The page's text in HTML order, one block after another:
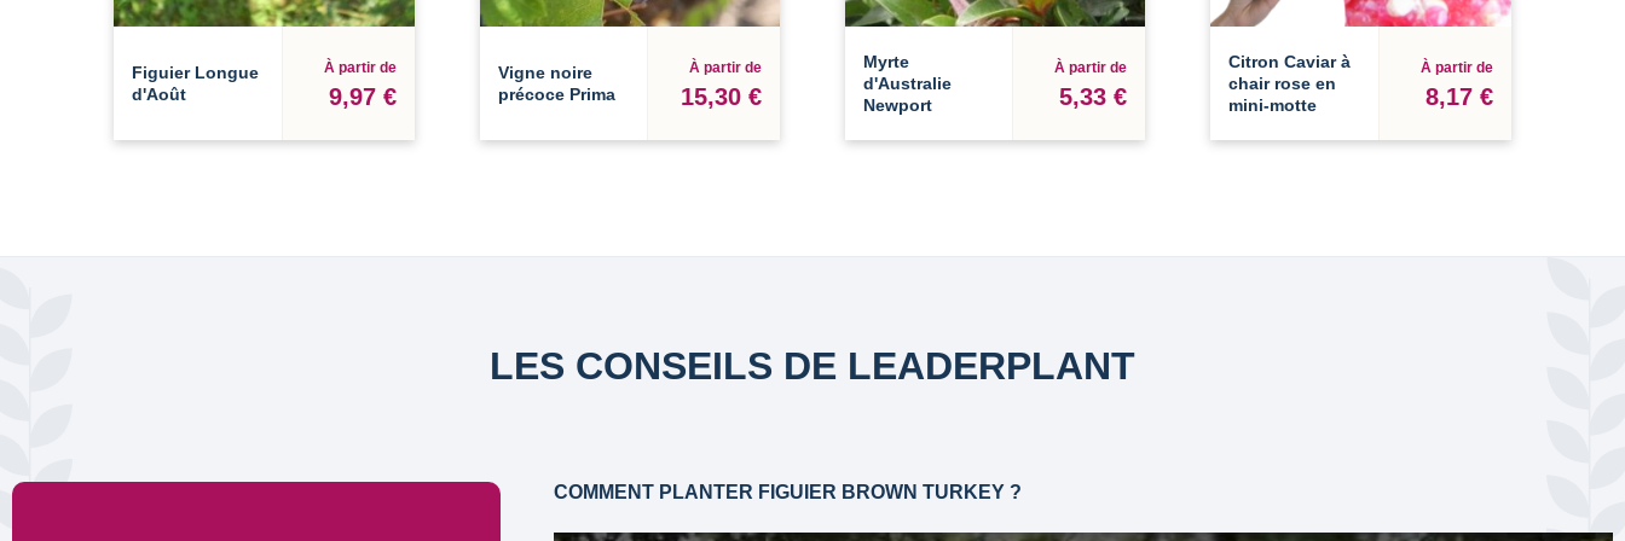
Figuier Longue
d'Août
À partir de
9,97 €
Vigne noire
précoce Prima
À partir de
15,30 €
Myrte
d'Australie
Newport
À partir de
5,33 €
Citron Caviar à
chair rose en
mini-motte
À partir de
8,17 €
LES CONSEILS DE LEADERPLANT
COMMENT PLANTER FIGUIER BROWN TURKEY ?